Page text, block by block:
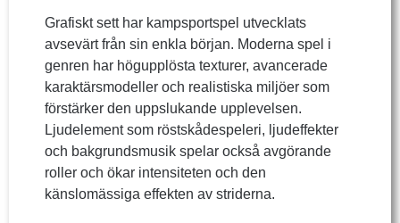
Grafiskt sett har kampsportspel utvecklats
avsevärt från sin enkla början. Moderna spel i
genren har högupplösta texturer, avancerade
karaktärsmodeller och realistiska miljöer som
förstärker den uppslukande upplevelsen.
Ljudelement som röstskådespeleri, ljudeffekter
och bakgrundsmusik spelar också avgörande
roller och ökar intensiteten och den
känslomässiga effekten av striderna.